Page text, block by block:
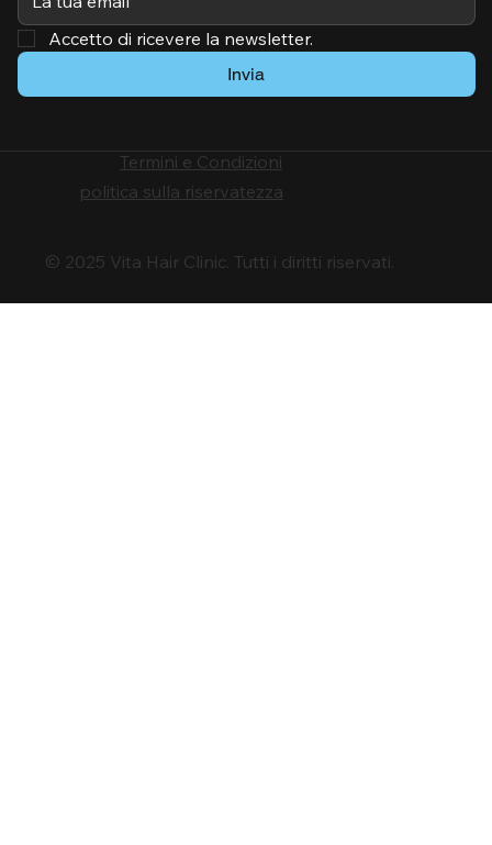
Accetto di ricevere la newsletter.
Invia
© 2025 Vita Hair Clinic. Tutti i diritti riservati.
Termini e Condizioni
politica sulla riservatezza